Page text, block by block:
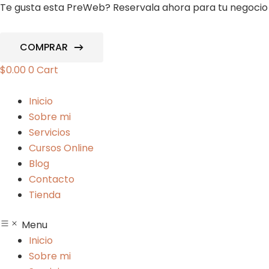
Ir
Te gusta esta PreWeb? Reservala ahora para tu
COMPRAR
$0.00 0 Cart
Inicio
Sobre mi
Servicios
Cursos Online
Blog
Contacto
Tienda
Menu
Inicio
Sobre mi